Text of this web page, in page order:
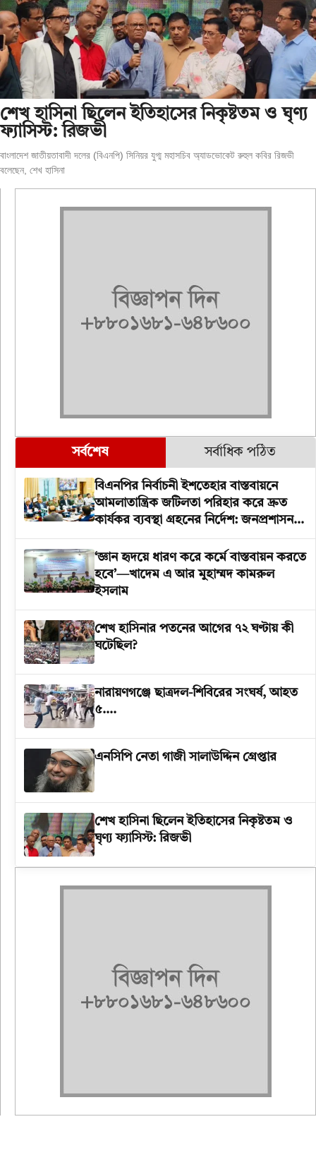
শেখ হাসিনা ছিলেন ইতিহাসের নিকৃষ্টতম ও ঘৃণ্য
ফ্যাসিস্ট: রিজভী
বাংলাদেশ জাতীয়তাবাদী দলের (বিএনপি) সিনিয়র যুগ্ম মহাসচিব অ্যাডভোকেট রুহুল কবির রিজভী
বলেছেন, শেখ হাসিনা
সর্বশেষ সর্বাধিক পঠিত
বিএনপির নির্বাচনী ইশতেহার বাস্তবায়নে
আমলাতান্ত্রিক জটিলতা পরিহার করে দ্রুত
কার্যকর ব্যবস্থা গ্রহনের নির্দেশ: জনপ্রশাসন
উপদেষ্টা
‘জ্ঞান হৃদয়ে ধারণ করে কর্মে বাস্তবায়ন করতে
হবে’—খাদেম এ আর মুহাম্মদ কামরুল
ইসলাম
শেখ হাসিনার পতনের আগের ৭২ ঘণ্টায় কী
ঘটেছিল?
‎নারায়ণগঞ্জে ছাত্রদল-শিবিরের সংঘর্ষ, আহত
৫….
এনসিপি নেতা গাজী সালাউদ্দিন গ্রেপ্তার
শেখ হাসিনা ছিলেন ইতিহাসের নিকৃষ্টতম ও
ঘৃণ্য ফ্যাসিস্ট: রিজভী